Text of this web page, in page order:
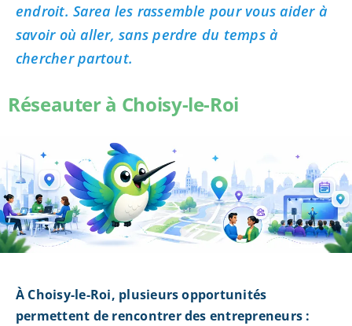
endroit. Sarea les rassemble pour vous aider à
savoir où aller, sans perdre du temps à
chercher partout.
Réseauter à Choisy-le-Roi
À Choisy-le-Roi, plusieurs opportunités
permettent de rencontrer des entrepreneurs :